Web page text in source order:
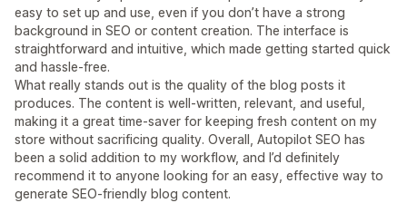
easy to set up and use, even if you don’t have a strong
background in SEO or content creation. The interface is
straightforward and intuitive, which made getting started quick
and hassle‑free.
What really stands out is the quality of the blog posts it
produces. The content is well‑written, relevant, and useful,
making it a great time‑saver for keeping fresh content on my
store without sacrificing quality. Overall, Autopilot SEO has
been a solid addition to my workflow, and I’d definitely
recommend it to anyone looking for an easy, effective way to
generate SEO‑friendly blog content.